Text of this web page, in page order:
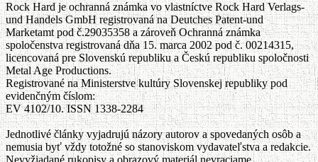
Rock Hard je ochranná známka vo vlastníctve Rock Hard Verlags-
und Handels GmbH registrovaná na Deutches Patent-und
Marketamt pod č.29035358 a zároveň Ochranná známka
spoločenstva registrovaná dňa 15. marca 2002 pod č. 00214315,
licencovaná pre Slovenskú republiku a Českú republiku spoločnosti
Metal Age Productions.
Registrované na Ministerstve kultúry Slovenskej republiky pod
evidenčným číslom:
EV 4102/10. ISSN 1338-2284
Jednotlivé články vyjadrujú názory autorov a spovedaných osôb a
nemusia byť vždy totožné so stanoviskom vydavateľstva a redakcie.
Nevyžiadané rukopisy a obrazový materiál nevraciame.